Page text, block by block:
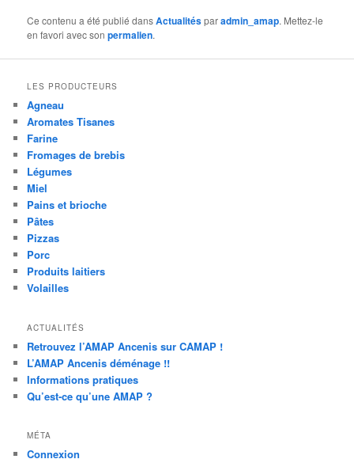
Ce contenu a été publié dansActualitésparadmin_amap. Mettez-le
en favori avec sonpermalien.
LES PRODUCTEURS
Agneau
Aromates Tisanes
Farine
Fromages de brebis
Légumes
Miel
Pains et brioche
Pâtes
Pizzas
Porc
Produits laitiers
Volailles
ACTUALITÉS
Retrouvez l’AMAP Ancenis sur CAMAP !
L’AMAP Ancenis déménage !!
Informations pratiques
Qu’est-ce qu’une AMAP ?
MÉTA
Connexion